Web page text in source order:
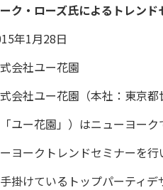
ク・ローズ氏によるトレン
年1月28日
会社ユー花園
会社ユー花園（本社：東京
ユー花園」）はニューヨー
ヨークトレンドセミナーを
掛けているトップパーティ